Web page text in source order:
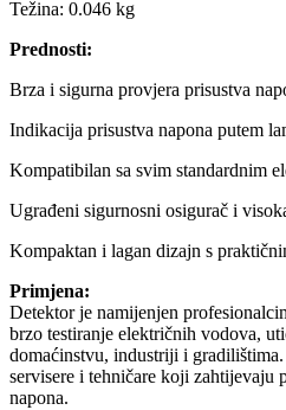
Težina: 0.046 kg
Prednosti:
Brza i sigurna provjera prisustva
Indikacija prisustva napona putem
Kompatibilan sa svim standardnim
Ugrađeni sigurnosni osigurač i
Kompaktan i lagan dizajn s
Primjena:
Detektor je namijenjen
brzo testiranje električnih vodova,
domaćinstvu, industriji i
servisere i tehničare koji zahtijevaju
napona.